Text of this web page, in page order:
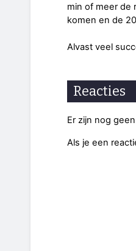
min of meer de
komen en de
Alvast veel
Reacties
Er zijn nog
Als je een